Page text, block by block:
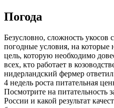
Погода
Безусловно, сложность укосов
погодные условия, на
цель, которую необходимо
всех, кто работает в
нидерландский фермер
4 недель роста питательная
Посмотрите на питательность
России и какой результат